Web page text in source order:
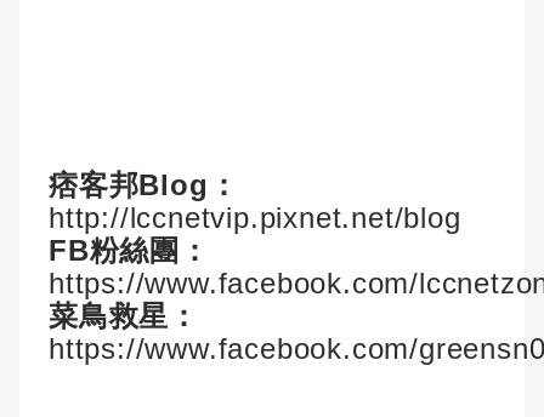
痞客邦Blog：
http://lccnetvip.pixnet.net/blog
FB粉絲團：
https://www.facebook.com/
菜鳥救星：
https://www.facebook.com/